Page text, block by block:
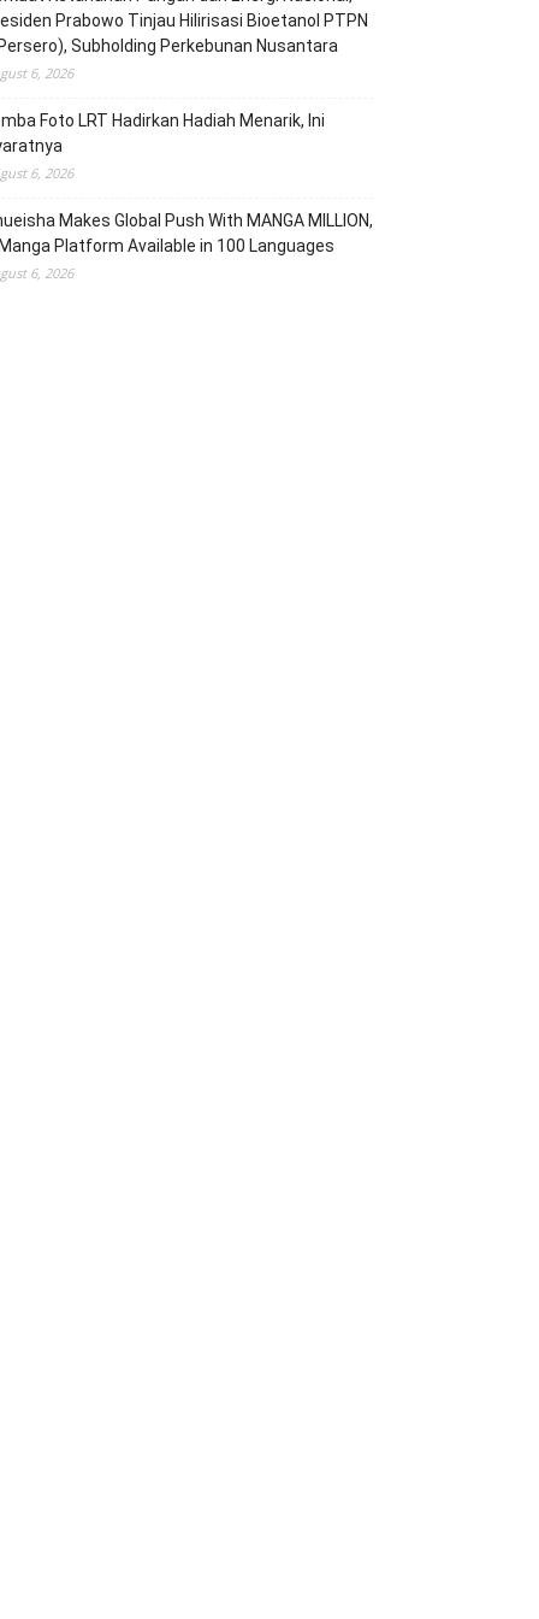
Prabowo Tinjau Hilirisasi Bioetanol PTPN
Subholding Perkebunan Nusantara
6, 2026
Foto LRT Hadirkan Hadiah Menarik, Ini
6, 2026
Makes Global Push With MANGA MILLION,
Platform Available in 100 Languages
6, 2026